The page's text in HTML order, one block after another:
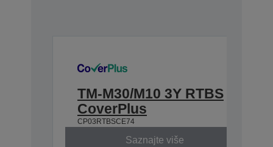
TM-M30/M10 3Y RTBS
CoverPlus
CP03RTBSCE74
Saznajte više